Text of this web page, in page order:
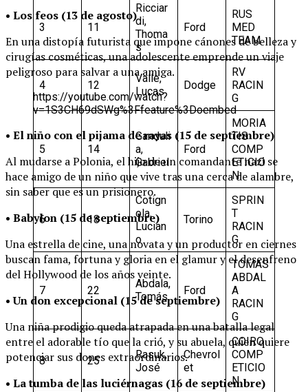
• Los feos (13 de agosto)
En una distopía futurista que impone cánones de belleza y
cirugías cosméticas, una adolescente emprende un viaje
peligroso para salvar a una amiga.
https://youtube.com/watch?
v=1S3CH69dSWg%3Ffeature%3Doembed
• El niño con el pijama de rayas (15 de septiembre)
Al mudarse a Polonia, el hijo de un comandante nazi se
hace amigo de un niño que vive tras una cerca de alambre,
sin saber que es un prisionero.
• Babylon (15 de septiembre)
Una estrella de cine, una novata y un productor en ciernes
buscan fama, fortuna y gloria en el glamur y el desenfreno
del Hollywood de los años veinte.
• Un don excepcional (15 de septiembre)
Una niña prodigio queda atrapada en una batalla legal
entre el adorable tío que la crió, y su abuela, quien quiere
potenciar sus dones extraordinarios.
• La tumba de las luciérnagas (16 de septiembre)
3 11
Ricciar
di,
Thoma
s
Ford
RUS
MED
TEAM
4 12
Valle,
Lucas
Dodge
RV
RACIN
G
5 14
Ganduli
a,
Gabriel
Ford
MORIA
TIS
COMP
ETICIO
N
6 18
Cotign
ola,
Lucian
o
Torino
SPRIN
T
RACIN
G
7 22
Abdala,
Tomás
Ford
TOMAS
ABDAL
A
RACIN
G
8 25
Rasuk,
José
Chevrol
et
COIRO
COMP
ETICIO
N